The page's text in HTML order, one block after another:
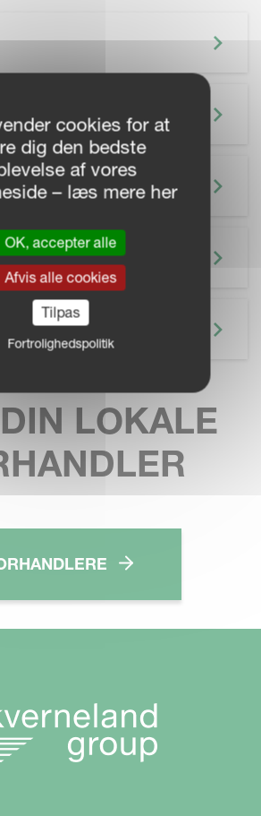
LOKALE
cookies for at
dig den bedste
af vores
– læs mere her
OK, accepter alle
Afvis alle cookies
Tilpas
Fortrolighedspolitik